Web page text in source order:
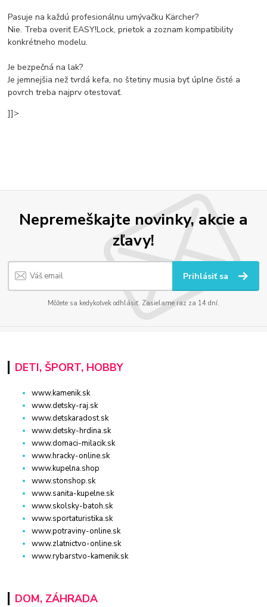
Pasuje na každú profesionálnu umývačku Kärcher?
Nie. Treba overiť EASY!Lock, prietok a zoznam kompatibility
konkrétneho modelu.
Je bezpečná na lak?
Je jemnejšia než tvrdá kefa, no štetiny musia byť úplne čisté a
povrch treba najprv otestovať.
]]>
Nepremeškajte novinky, akcie a
zľavy!
Prihlásiť sa
Môžete sa kedykoľvek odhlásiť. Zasielame raz za 14 dní.
DETI, ŠPORT, HOBBY
www.kamenik.sk
www.detsky-raj.sk
www.detskaradost.sk
www.detsky-hrdina.sk
www.domaci-milacik.sk
www.hracky-online.sk
www.kupelna.shop
www.stonshop.sk
www.sanita-kupelne.sk
www.skolsky-batoh.sk
www.sportaturistika.sk
www.potraviny-online.sk
www.zlatnictvo-online.sk
www.rybarstvo-kamenik.sk
DOM, ZÁHRADA